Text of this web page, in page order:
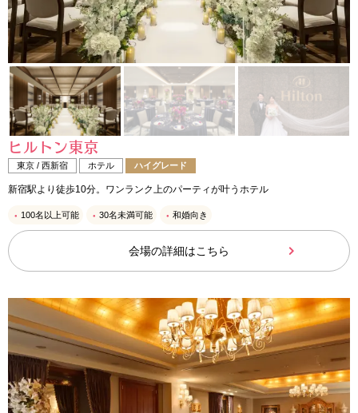
ヒルトン東京
東京 / 西新宿 ホテル ハイグレード
新宿駅より徒歩10分。ワンランク上のパーティが叶うホテル
100名以上可能 30名未満可能 和婚向き
会場の詳細はこちら